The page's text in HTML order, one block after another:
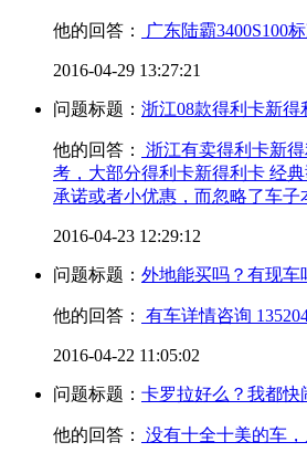
他的回答： 广东陆霸3400S100
2016-04-29 13:27:21
问题标题： 浙江08款得利卡新得
他的回答：
浙江有卖得利卡新
考，大部分得利卡新得利卡 经
承诺或者小优惠，而忽略了车子
2016-04-23 12:29:12
问题标题： 外地能买吗？有现车
他的回答： 有车详情咨询
2016-04-22 11:05:02
问题标题： 卡罗拉好么？我都快
他的回答： 没有十全十美的车